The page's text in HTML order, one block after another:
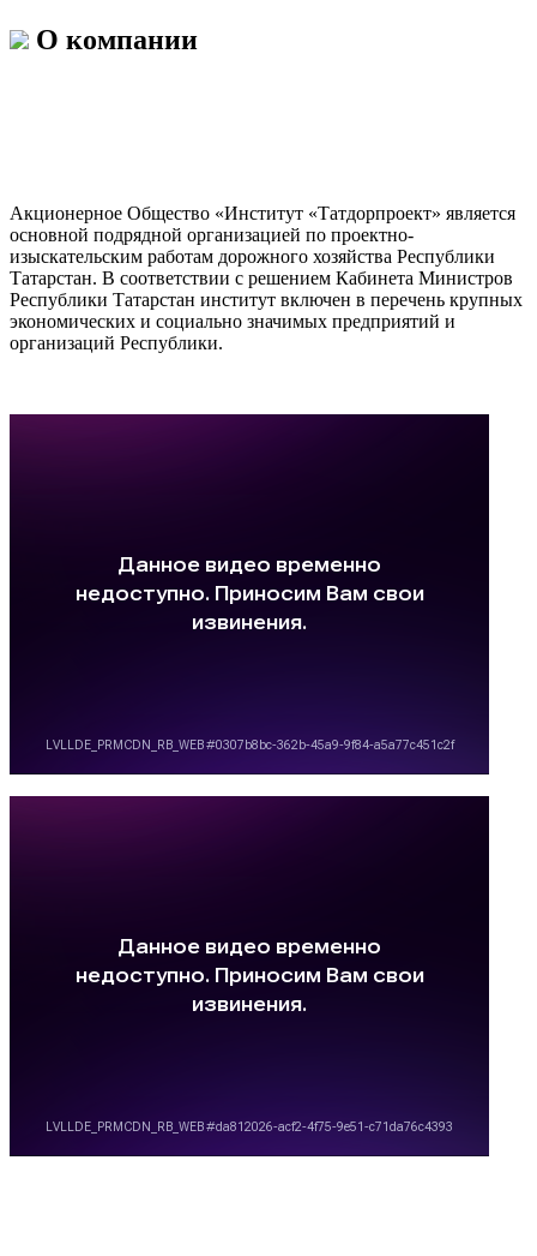
О компании
Акционерное Общество «Институт «Татдорпроект» является
основной подрядной организацией по проектно-
изыскательским работам дорожного хозяйства Республики
Татарстан. В соответствии с решением Кабинета Министров
Республики Татарстан институт включен в перечень крупных
экономических и социально значимых предприятий и
организаций Республики.